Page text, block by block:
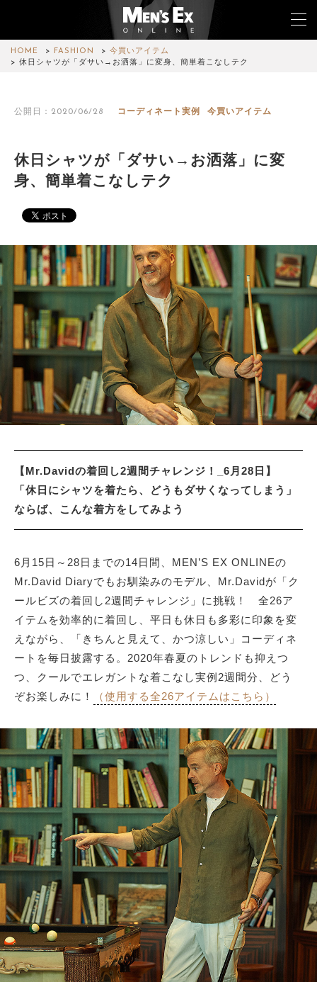
HOME FASHION
今買いアイテム
休日シャツが「ダサい→お洒落」に変身、簡単着こなしテク
公開日：2020/06/28 コーディネート実例 今買いアイテム
休日シャツが「ダサい→お洒落」に変
身、簡単着こなしテク
【Mr.Davidの着回し2週間チャレンジ！_6月28日】
「休日にシャツを着たら、どうもダサくなってしまう」
ならば、こんな着方をしてみよう
6月15日～28日までの14日間、MEN’S EX ONLINEの
Mr.David Diaryでもお馴染みのモデル、Mr.Davidが「ク
ールビズの着回し2週間チャレンジ」に挑戦！ 全26ア
イテムを効率的に着回し、平日も休日も多彩に印象を変
えながら、「きちんと見えて、かつ涼しい」コーディネ
ートを毎日披露する。2020年春夏のトレンドも抑えつ
つ、クールでエレガントな着こなし実例2週間分、どう
ぞお楽しみに！
（使用する全26アイテムはこちら）
WATCH
CAR&BIKE
LIFESTYLE
COLUMN
MAGAZINE
ABOUT SITE
サイトマップ